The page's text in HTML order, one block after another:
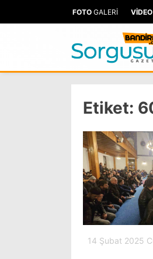
FOTO GALERİ VİDEO
Etiket:
14 Şubat 2025